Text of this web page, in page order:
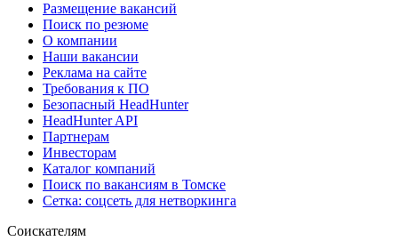
Размещение вакансий
Поиск по резюме
О компании
Наши вакансии
Реклама на сайте
Требования к ПО
Безопасный HeadHunter
HeadHunter API
Партнерам
Инвесторам
Каталог компаний
Поиск по вакансиям в Томске
Сетка: соцсеть для нетворкинга
Соискателям